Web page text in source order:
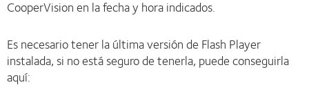
CooperVision en la fecha y hora indicados.
Es necesario tener la última versión de Flash Player
instalada, si no está seguro de tenerla, puede conseguirla
aquí: